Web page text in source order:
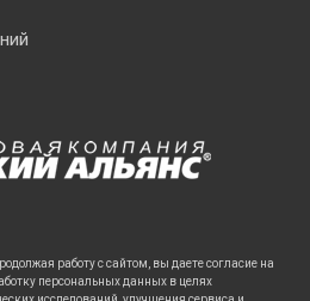
работу с сайтом, вы даете согласие на
персональных данных в целях